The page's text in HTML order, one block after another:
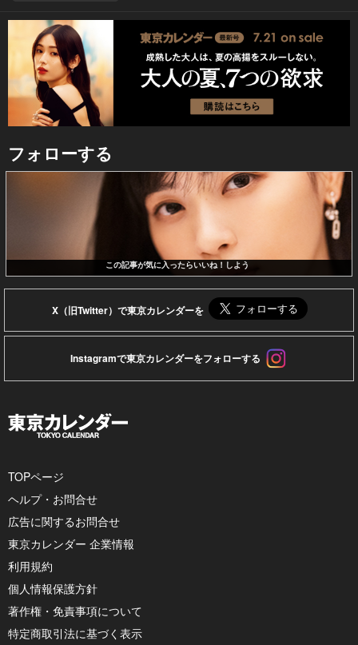
フォローする
この記事が気に入ったらいいね！しよう
X（旧Twitter）で東京カレンダーを
Instagramで東京カレンダーをフォローする
TOPページ
ヘルプ・お問合せ
広告に関するお問合せ
東京カレンダー 企業情報
利用規約
個人情報保護方針
著作権・免責事項について
特定商取引法に基づく表示